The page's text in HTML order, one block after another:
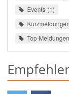
Events 1
Top-